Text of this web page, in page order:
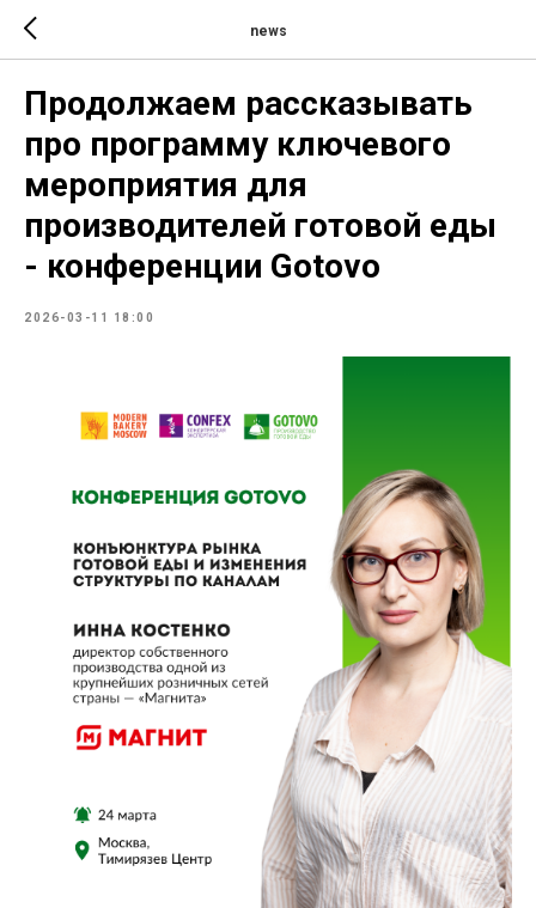
news
Продолжаем рассказывать
про программу ключевого
мероприятия для
производителей готовой еды
- конференции Gotovo
2026-03-11 18:00